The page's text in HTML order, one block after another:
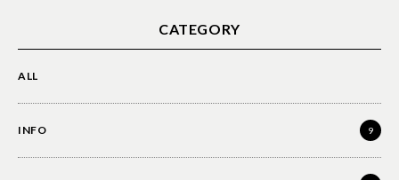
CATEGORY
ALL
INFO 9